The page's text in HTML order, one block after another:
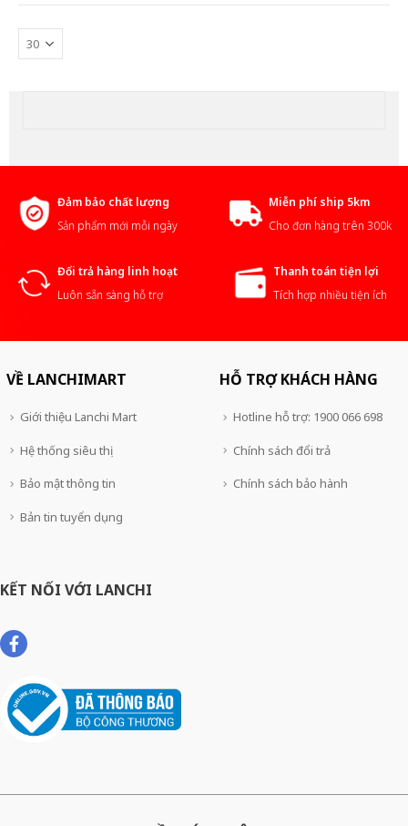
Đảm bảo chất lượng
Sản phẩm mới mỗi ngày
Miễn phí ship 5km
Cho đơn hàng trên 300k
Đổi trả hàng linh hoạt
Luôn sẵn sàng hỗ trợ
Thanh toán tiện lợi
Tích hợp nhiều tiện ích
VỀ LANCHIMART
Giới thiệu Lanchi Mart
Hệ thống siêu thị
Bảo mật thông tin
Bản tin tuyển dụng
HỖ TRỢ KHÁCH HÀNG
Hotline hỗ trợ: 1900 066 698
Chính sách đổi trả
Chính sách bảo hành
KẾT NỐI VỚI LANCHI